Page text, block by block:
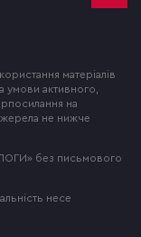
матеріалів
умови активного,
на
не нижче
без письмового
несе